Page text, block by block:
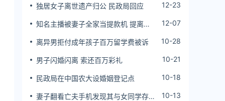
独居女子离世遗产归公 民政局回应 12-23
知名主播被妻子全家当提款机 提离婚
12-07
离异男拒付成年孩子百万留学费被诉 10-28
男子闪婚闪离 索还百万彩礼 10-21
民政局在中国农大设婚姻登记点 10-18
妻子翻看亡夫手机发现其与女同学存婚
10-13